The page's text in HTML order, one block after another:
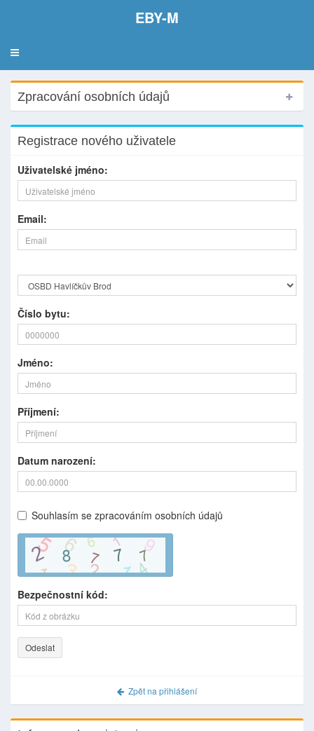
EBY-M
Toggle
Zpracování osobních údajů
Registrace nového uživatele
Uživatelské jméno:
Email:
Číslo bytu:
Jméno:
Příjmení:
Datum narození:
Souhlasím se zpracováním osobních údajů
Bezpečnostní kód:
Zpět na přihlášení